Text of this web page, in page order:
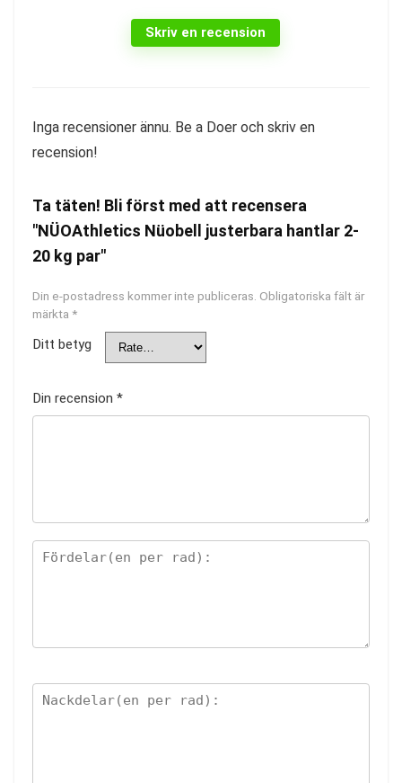
Skriv en recension
Inga recensioner ännu. Be a Doer och skriv en
recension!
Ta täten! Bli först med att recensera
"NÜOAthletics Nüobell justerbara hantlar 2-
20 kg par"
Din e-postadress kommer inte publiceras. Obligatoriska fält är
märkta *
Ditt betyg
Din recension *